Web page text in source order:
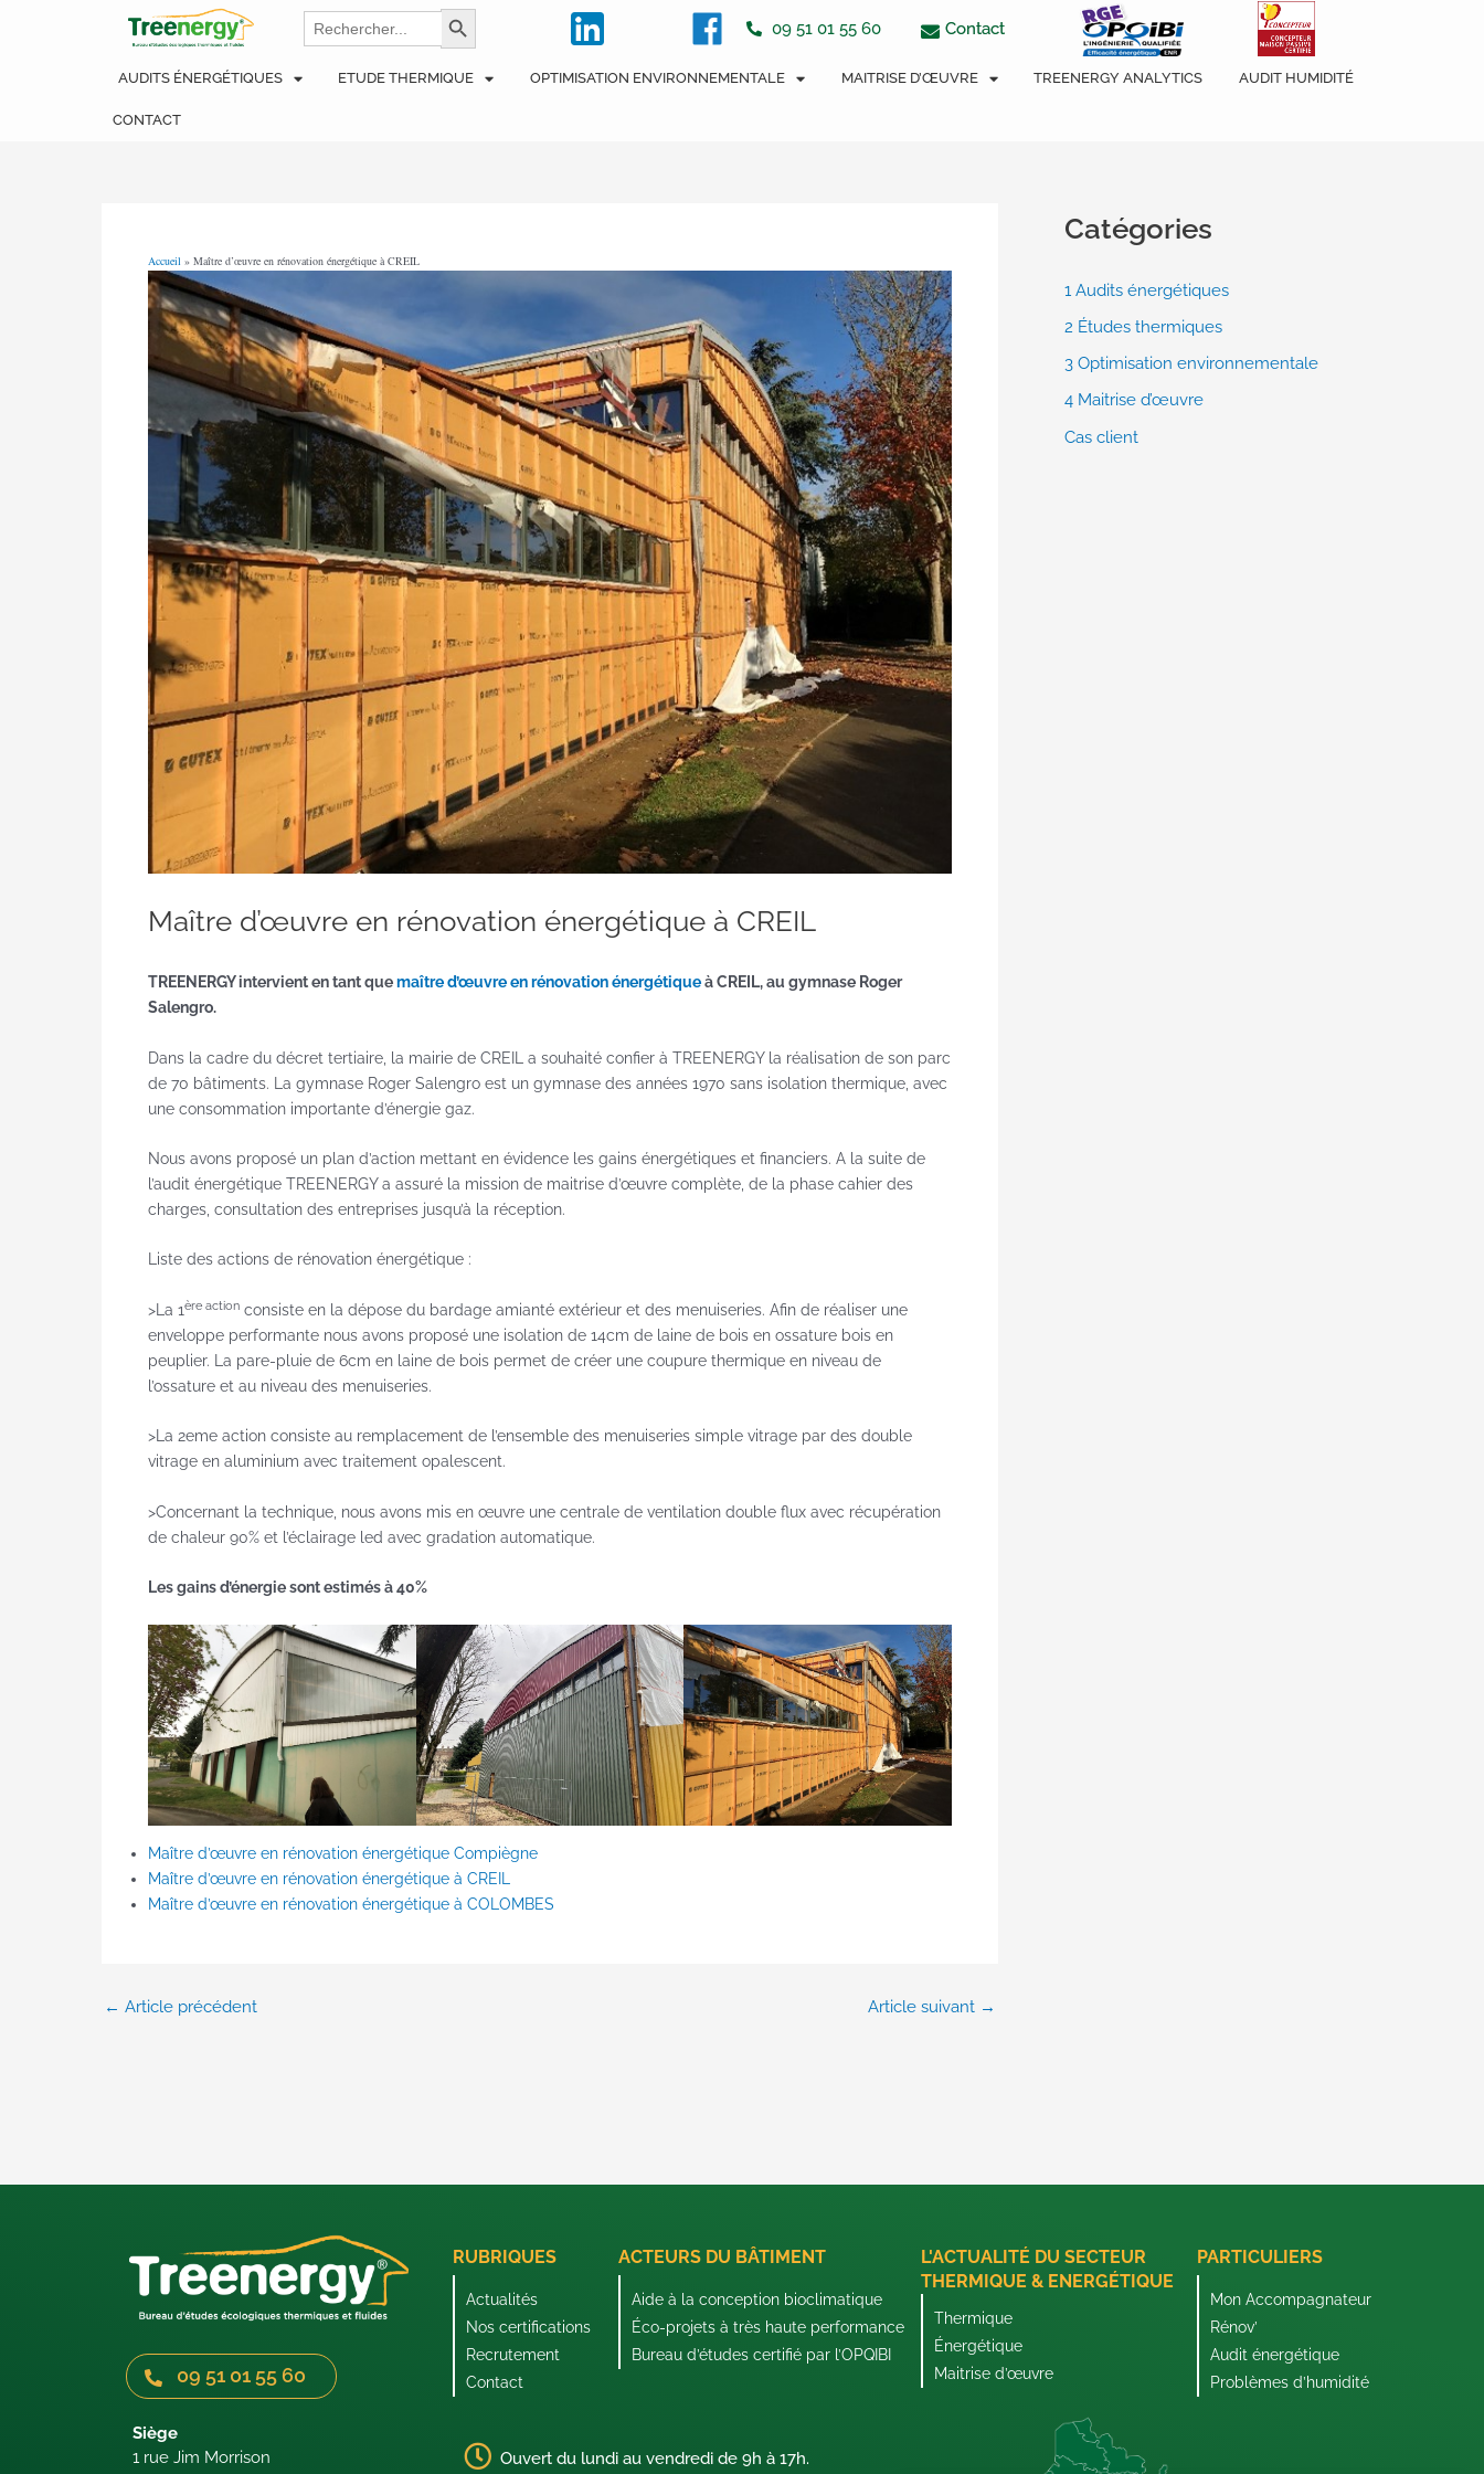
Search
for:
Search Button 09 51 01 55 60 Contact
AUDITS ÉNERGÉTIQUES ETUDE THERMIQUE OPTIMISATION ENVIRONNEMENTALE MAITRISE D’ŒUVRE TREENERGY ANALYTICS AUDIT HUMIDITÉ
CONTACT
Accueil » Maître d’œuvre en rénovation énergétique à CREIL
Maître d’œuvre en rénovation énergétique à CREIL
TREENERGY intervient en tant quemaître d’œuvre en rénovation énergétiqueà CREIL, au gymnase Roger
Salengro.
Dans la cadre du décret tertiaire, la mairie de CREIL a souhaité confier à TREENERGY la réalisation de son parc
de 70 bâtiments. La gymnase Roger Salengro est un gymnase des années 1970 sans isolation thermique, avec
une consommation importante d’énergie gaz.
Nous avons proposé un plan d’action mettant en évidence les gains énergétiques et financiers. A la suite de
l’audit énergétique TREENERGY a assuré la mission de maitrise d’œuvre complète, de la phase cahier des
charges, consultation des entreprises jusqu’à la réception.
Liste des actions de rénovation énergétique :
>La 1ère action consiste en la dépose du bardage amianté extérieur et des menuiseries. Afin de réaliser une
enveloppe performante nous avons proposé une isolation de 14cm de laine de bois en ossature bois en
peuplier. La pare-pluie de 6cm en laine de bois permet de créer une coupure thermique en niveau de
l’ossature et au niveau des menuiseries.
>La 2eme action consiste au remplacement de l’ensemble des menuiseries simple vitrage par des double
vitrage en aluminium avec traitement opalescent.
>Concernant la technique, nous avons mis en œuvre une centrale de ventilation double flux avec récupération
de chaleur 90% et l’éclairage led avec gradation automatique.
Les gains d’énergie sont estimés à 40%
Maître d’œuvre en rénovation énergétique Compiègne
Maître d’œuvre en rénovation énergétique à CREIL
Maître d’œuvre en rénovation énergétique à COLOMBES
← Article précédent Article suivant →
Catégories
1 Audits énergétiques
2 Études thermiques
3 Optimisation environnementale
4 Maitrise d’œuvre
Cas client
09 51 01 55 60
Siège
1 rue Jim Morrison
RUBRIQUES
Actualités
Nos certifications
Recrutement
Contact
ACTEURS DU BÂTIMENT
Aide à la conception bioclimatique
Éco-projets à très haute performance
Bureau d’études certifié par l’OPQIBI
L'ACTUALITÉ DU SECTEUR
THERMIQUE & ENERGÉTIQUE
Thermique
Énergétique
Maitrise d’œuvre
PARTICULIERS
Mon Accompagnateur
Rénov’
Audit énergétique
Problèmes d’humidité
Ouvert du lundi au vendredi de 9h à 17h.